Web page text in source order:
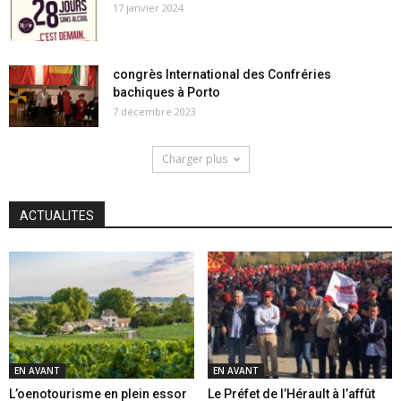
17 janvier 2024
congrès International des Confréries
bachiques à Porto
7 décembre 2023
Charger plus
ACTUALITES
EN AVANT
L’oenotourisme en plein essor
EN AVANT
Le Préfet de l’Hérault à l’affût